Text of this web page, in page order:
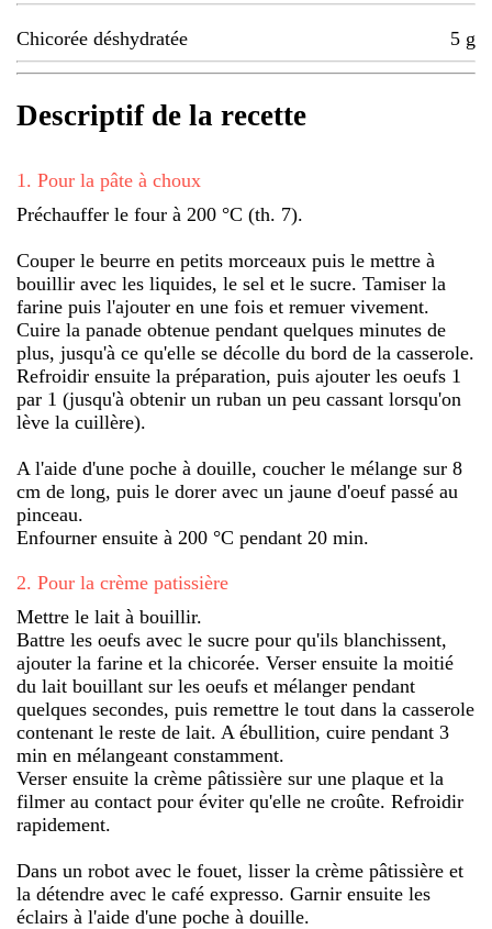
Chicorée déshydratée 5 g
Descriptif de la recette
1 . Pour la pâte à choux
Préchauffer le four à 200 °C (th. 7).
Couper le beurre en petits morceaux puis le mettre à
bouillir avec les liquides, le sel et le sucre. Tamiser la
farine puis l'ajouter en une fois et remuer vivement.
Cuire la panade obtenue pendant quelques minutes de
plus, jusqu'à ce qu'elle se décolle du bord de la casserole.
Refroidir ensuite la préparation, puis ajouter les oeufs 1
par 1 (jusqu'à obtenir un ruban un peu cassant lorsqu'on
lève la cuillère).
A l'aide d'une poche à douille, coucher le mélange sur 8
cm de long, puis le dorer avec un jaune d'oeuf passé au
pinceau.
Enfourner ensuite à 200 °C pendant 20 min.
2. Pour la crème patissière
Mettre le lait à bouillir.
Battre les oeufs avec le sucre pour qu'ils blanchissent,
ajouter la farine et la chicorée. Verser ensuite la moitié
du lait bouillant sur les oeufs et mélanger pendant
quelques secondes, puis remettre le tout dans la casserole
contenant le reste de lait. A ébullition, cuire pendant 3
min en mélangeant constamment.
Verser ensuite la crème pâtissière sur une plaque et la
filmer au contact pour éviter qu'elle ne croûte. Refroidir
rapidement.
Dans un robot avec le fouet, lisser la crème pâtissière et
la détendre avec le café expresso. Garnir ensuite les
éclairs à l'aide d'une poche à douille.